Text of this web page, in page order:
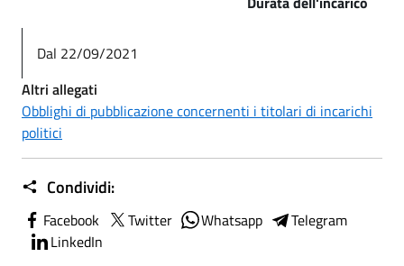
Dal 22/09/2021
Altri allegati
Obblighi di pubblicazione concernenti i titolari di incarichi
politici
Condividi:
Facebook Twitter Whatsapp
Telegram
LinkedIn